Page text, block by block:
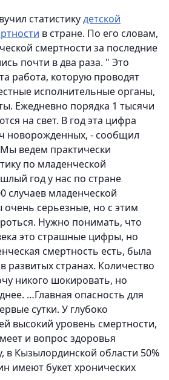
статистикудетской
в стране. По его словам,
смертности за последние
почти в два раза. " Это
работа, которую проводят
исполнительные органы,
Ежедневно порядка 1 тысячи
на свет. В год эта цифра
новорожденных, - сообщил
ведем практически
по младенческой
год у нас по стране
случаев младенческой
серьезные, но с этим
Нужно понимать, что
это страшные цифры, но
смертность есть, была
развитых странах. Количество
никого шокировать, но
…Главная опасность для
сутки. У глубоко
высокий уровень смертности,
и вопрос здоровья
Кызылординской области 50%
имеют букет хронических